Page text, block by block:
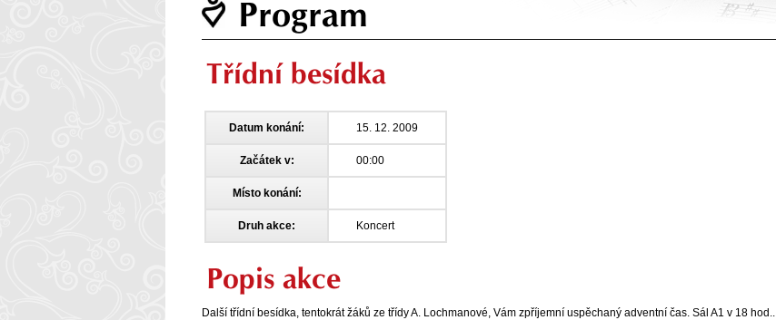
Program
Třídní besídka
Datum konání: 15. 12. 2009
Začátek v: 00:00
Místo konání:
Druh akce: Koncert
Popis akce
Další třídní besídka, tentokrát žáků ze třídy A. Lochmanové, Vám zpříjemní uspěchaný adventní čas. Sál A1 v 18 hod..